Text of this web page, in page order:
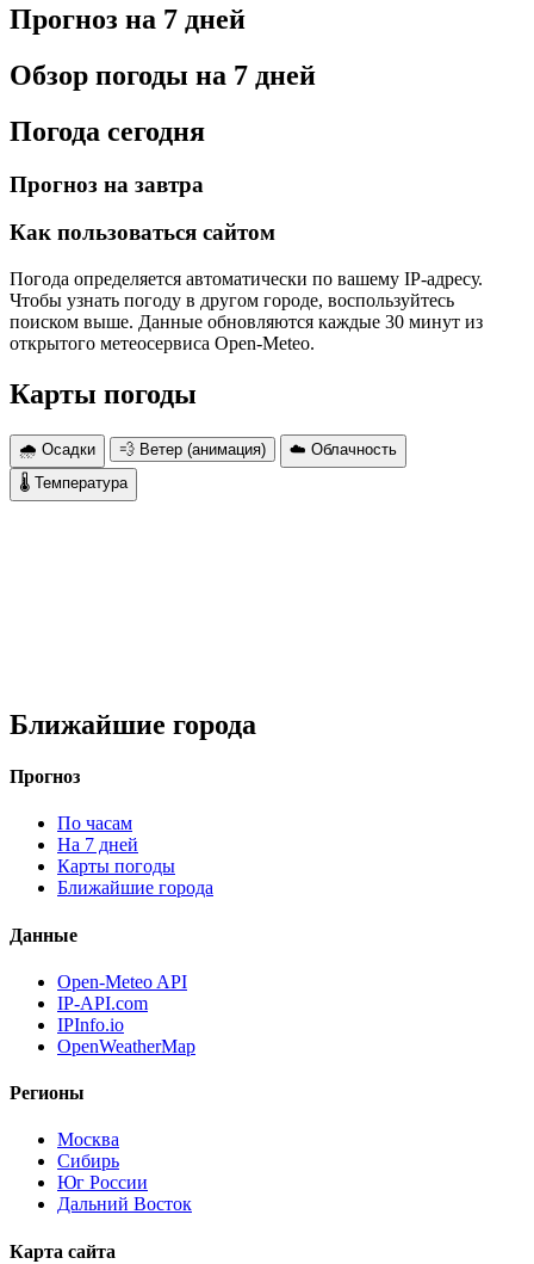
Прогноз на 7 дней
Обзор погоды на 7 дней
Погода сегодня
Прогноз на завтра
Как пользоваться сайтом
Погода определяется автоматически по вашему IP-адресу.
Чтобы узнать погоду в другом городе, воспользуйтесь
поиском выше. Данные обновляются каждые 30 минут из
открытого метеосервиса Open-Meteo.
Карты погоды
🌧 Осадки 💨 Ветер (анимация)
☁️ Облачность
🌡 Температура
Ближайшие города
Прогноз
По часам
На 7 дней
Карты погоды
Ближайшие города
Данные
Open-Meteo API
IP-API.com
IPInfo.io
OpenWeatherMap
Регионы
Москва
Сибирь
Юг России
Дальний Восток
Карта сайта